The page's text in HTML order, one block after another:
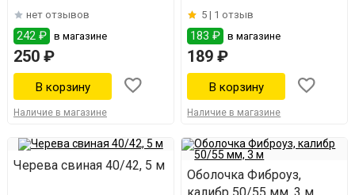
нет отзывов
242 ₽ в магазине
250 ₽
Наличие в магазине
5 | 1 отзыв
183 ₽ в магазине
189 ₽
Наличие в магазине
Черева свиная 40/42, 5 м
Оболочка Фиброуз,